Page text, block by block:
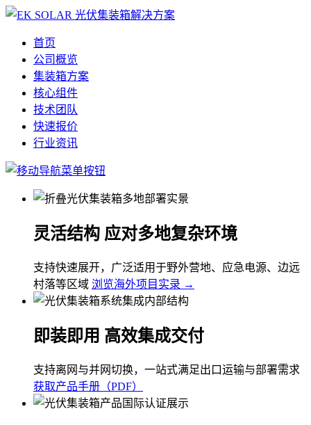
首页
公司概览
集装箱方案
核心组件
技术团队
快速报价
行业资讯
灵活结构 应对多地复杂环境
支持快速展开，广泛适用于野外营地、应急电源、边远
村落等区域 浏览海外项目实录 →
即装即用 高效集成交付
支持离网与并网切换，一站式满足出口运输与部署需求
获取产品手册（PDF）